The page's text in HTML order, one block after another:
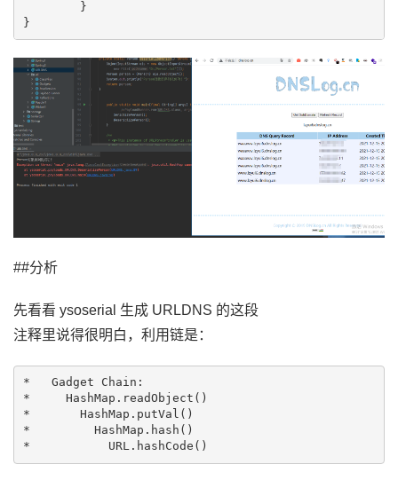
        }
##分析
先看看 ysoserial 生成 URLDNS 的这段
注释里说得很明白，利用链是：
*   Gadget Chain:
*     HashMap.readObject()
*       HashMap.putVal()
*         HashMap.hash()
*           URL.hashCode()